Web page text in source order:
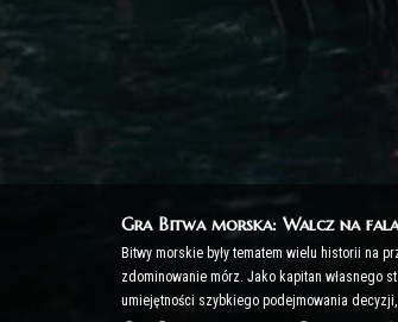
Gra Bitwa morska: Walcz na
Bitwy morskie były tematem wielu historii na
zdominowanie mórz. Jako kapitan własnego
umiejętności szybkiego podejmowania